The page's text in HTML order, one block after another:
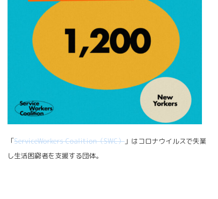
「ServiceWorkers Coalition（SWC） 」はコロナウイルスで失業
し生活困窮者を支援する団体。